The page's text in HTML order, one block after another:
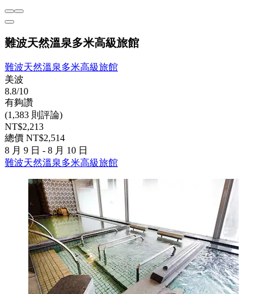
難波天然溫泉多米高級旅館
難波天然溫泉多米高級旅館
美波
8.8/10
有夠讚
(1,383 則評論)
NT$2,213
總價 NT$2,514
8 月 9 日 - 8 月 10 日
難波天然溫泉多米高級旅館